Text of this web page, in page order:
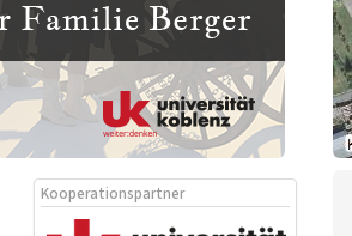
Kooperationspartner